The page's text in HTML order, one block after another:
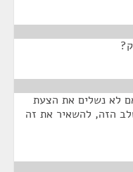
לא נשלים את הצעת
הזה, להשאיר את זה